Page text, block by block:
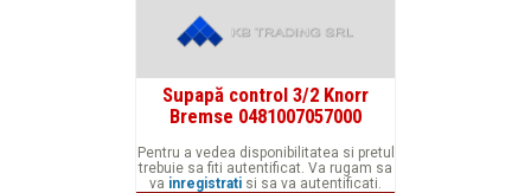
Supapă control 3/2 Knorr
Bremse 0481007057000
Pentru a vedea disponibilitatea si pretul
trebuie sa fiti autentificat. Va rugam sa
va inregistrati si sa va autentificati.